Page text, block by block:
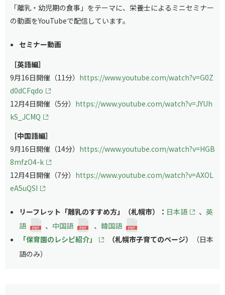
「離乳・幼児期の食事」をテーマに、栄養士によるミニセミナー
の動画をYouTubeで配信しています。
セミナー動画
［英語編］
9月16日開催（11分） https://www.youtube.com/watch?v=G0Z
d0dCFqdo
12月4日開催（5分） https://www.youtube.com/watch?v=JYUh
kS_JCMQ
［中国語編］
9月16日開催（14分） https://www.youtube.com/watch?v=HGB
8mfzO4-k
12月4日開催（7分） https://www.youtube.com/watch?v=AXOL
eA5uQSI
リーフレット「離乳のすすめ方」（札幌市）： 日本語 、 英
語
、 中国語 、 韓国語
「保育園のレシピ紹介」
（札幌市子育てのページ）
（日本
語のみ）